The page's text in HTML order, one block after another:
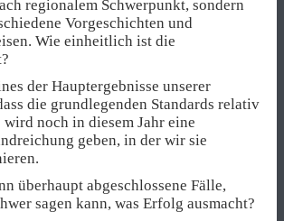
regionalem Schwerpunkt, sondern
Vorgeschichten und
Wie einheitlich ist die
der Hauptergebnisse unserer
die grundlegenden Standards relativ
noch in diesem Jahr eine
geben, in der wir sie
überhaupt abgeschlossene Fälle,
sagen kann, was Erfolg ausmacht?